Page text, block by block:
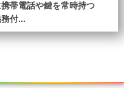
帯電話や鍵を常時持つ
付...